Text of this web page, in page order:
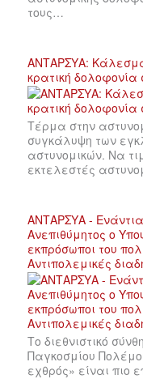
τους…
ΑΝΤΑΡΣΥΑ: Κάλεσμα
κρατική δολοφονία
Τέρμα στην
συγκάλυψη των
αστυνομικών. Να
εκτελεστές
ΑΝΤΑΡΣΥΑ -
Ανεπιθύμητος ο
εκπρόσωποι του
Αντιπολεμικές
Το διεθνιστικό
Παγκοσμίου
εχθρός» είναι πιο